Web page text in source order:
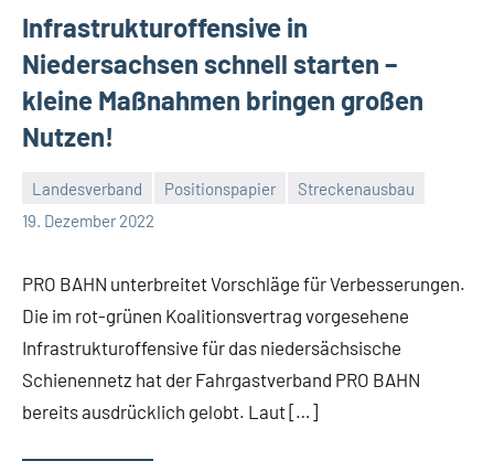
Infrastrukturoffensive in
Niedersachsen schnell starten –
kleine Maßnahmen bringen großen
Nutzen!
Landesverband Positionspapier
Streckenausbau
19. Dezember 2022
Malte
Keine
PRO BAHN unterbreitet Vorschläge für Verbesserungen.
Die im rot-grünen Koalitionsvertrag vorgesehene
Infrastrukturoffensive für das niedersächsische
Schienennetz hat der Fahrgastverband PRO BAHN
bereits ausdrücklich gelobt. Laut […]